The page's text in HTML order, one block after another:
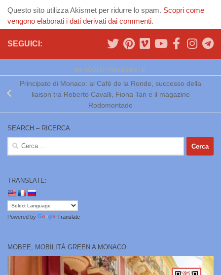
Questo sito utilizza Akismet per ridurre lo spam. Scopri come
vengono elaborati i dati derivati dai commenti.
SEGUICI:
ARTICOLO PRECEDENTE
Principato di Monaco: al Café de la Ronde, successo della
liaison tra Roberto Cavalli, Fiona Tan e il magazine
Rodomontade
SEARCH – RICERCA
Ricerca
per:
TRANSLATE:
Powered by Translate
MOBEE, MOBILITÀ GREEN A MONACO